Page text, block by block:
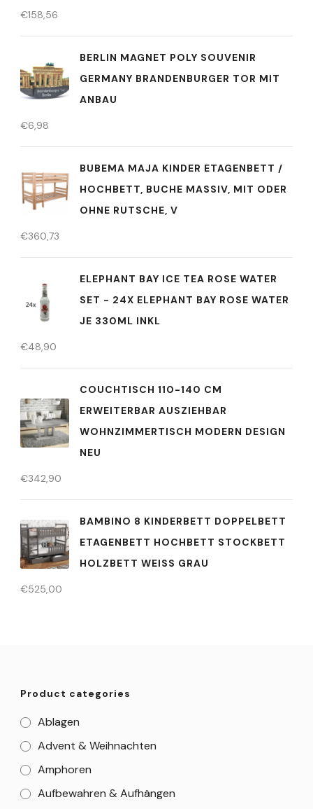
€158,56
BERLIN MAGNET POLY SOUVENIR
GERMANY BRANDENBURGER TOR MIT
ANBAU
€6,98
BUBEMA MAJA KINDER ETAGENBETT /
HOCHBETT, BUCHE MASSIV, MIT ODER
OHNE RUTSCHE, V
€360,73
ELEPHANT BAY ICE TEA ROSE WATER
SET - 24X ELEPHANT BAY ROSE WATER
JE 330ML INKL
€48,90
COUCHTISCH 110-140 CM
ERWEITERBAR AUSZIEHBAR
WOHNZIMMERTISCH MODERN DESIGN
NEU
€342,90
BAMBINO 8 KINDERBETT DOPPELBETT
ETAGENBETT HOCHBETT STOCKBETT
HOLZBETT WEISS GRAU
€525,00
Product categories
Ablagen
Advent & Weihnachten
Amphoren
Aufbewahren & Aufhängen